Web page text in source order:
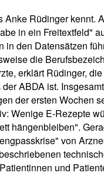
Anke Rüdinger kennt.
in ein Freitextfeld"
in den Datensätzen
die
erklärt Rüdinger,
ABDA ist.
der ersten Wochen
Wenige E-Rezepte
hängenbleiben".
von
und